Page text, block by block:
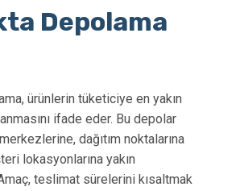
Depolama
ürünlerin tüketiciye en yakın
ifade eder. Bu depolar
dağıtım noktalarına
lokasyonlarına yakın
Amaç, teslimat sürelerini kısaltmak